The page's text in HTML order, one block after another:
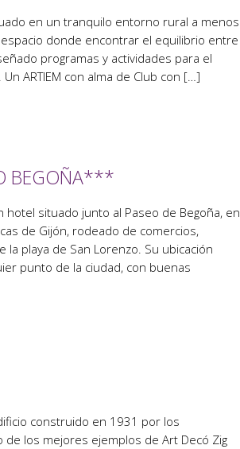
en un tranquilo entorno rural a menos
donde encontrar el equilibrio entre
programas y actividades para el
ARTIEM con alma de Club con […]
BEGOÑA***
hotel situado junto al Paseo de Begoña, en
de Gijón, rodeado de comercios,
playa de San Lorenzo. Su ubicación
punto de la ciudad, con buenas
construido en 1931 por los
de los mejores ejemplos de Art Decó Zig